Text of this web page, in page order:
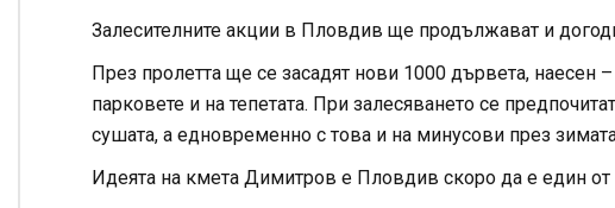
Залесителните акции в Пловдив ще продължават и
През пролетта ще се засадят нови 1000 дървета,
парковете и на тепетата. При залесяването се
сушата, а едновременно с това и на минусови през
Идеята на кмета Димитров е Пловдив скоро да е един